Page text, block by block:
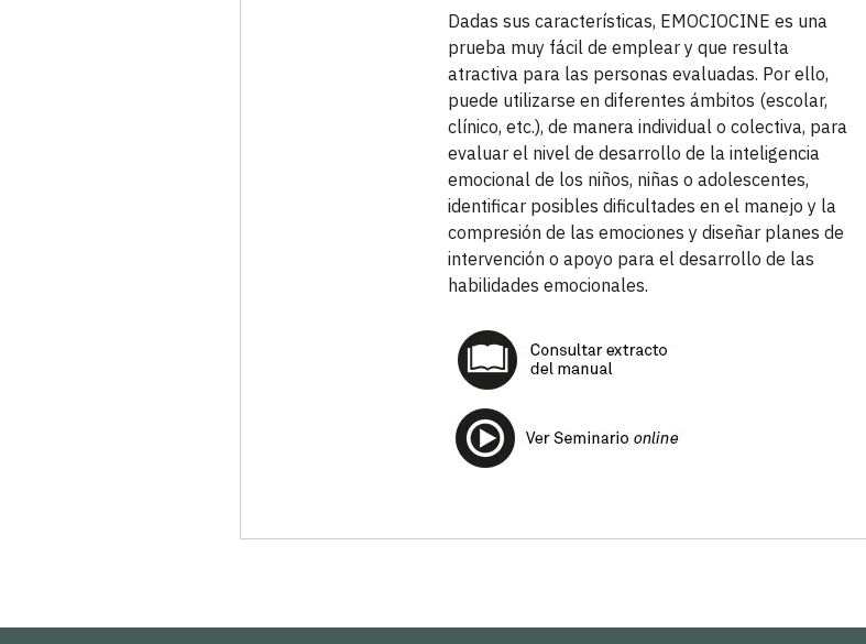
Dadas sus características, EMOCIOCINE es una
prueba muy fácil de emplear y que resulta
atractiva para las personas evaluadas. Por ello,
puede utilizarse en diferentes ámbitos (escolar,
clínico, etc.), de manera individual o colectiva, para
evaluar el nivel de desarrollo de la inteligencia
emocional de los niños, niñas o adolescentes,
identificar posibles dificultades en el manejo y la
compresión de las emociones y diseñar planes de
intervención o apoyo para el desarrollo de las
habilidades emocionales.